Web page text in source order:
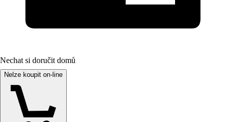
Nechat si doručit domů
Nelze koupit on-line